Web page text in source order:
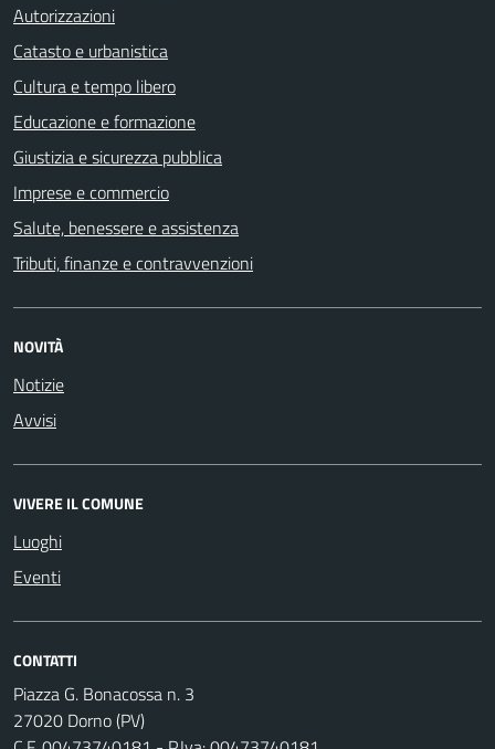
Autorizzazioni
Catasto e urbanistica
Cultura e tempo libero
Educazione e formazione
Giustizia e sicurezza pubblica
Imprese e commercio
Salute, benessere e assistenza
Tributi, finanze e contravvenzioni
NOVITÀ
Notizie
Avvisi
VIVERE IL COMUNE
Luoghi
Eventi
CONTATTI
Piazza G. Bonacossa n. 3
27020 Dorno (PV)